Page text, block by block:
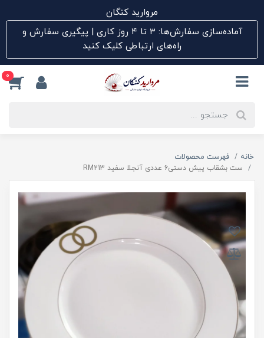
مروارید کنگان
آماده‌سازی سفارش‌ها: ۳ تا ۴ روز کاری | پیگیری سفارش و
راه‌های ارتباطی کلیک کنید
0
خانه
فهرست محصولات
ست بشقاب پیش دستی۶ عددی آنجلا سفید RM213